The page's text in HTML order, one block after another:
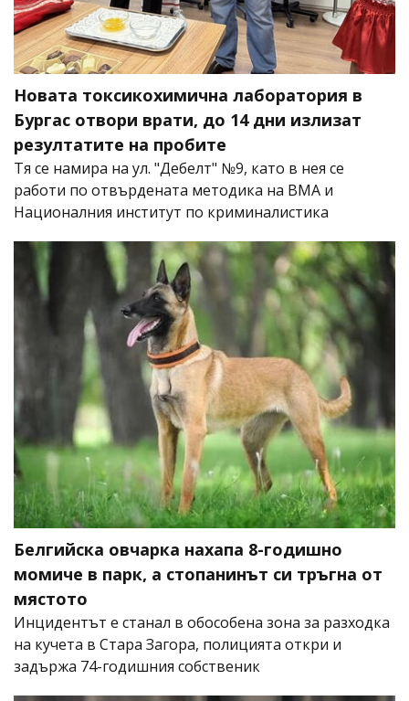
Новата токсикохимична лаборатория в
Бургас отвори врати, до 14 дни излизат
резултатите на пробите
Тя се намира на ул. "Дебелт" №9, като в нея се
работи по отвърдената методика на ВМА и
Националния институт по криминалистика
Белгийска овчарка нахапа 8-годишно
момиче в парк, а стопанинът си тръгна от
мястото
Инцидентът е станал в обособена зона за разходка
на кучета в Стара Загора, полицията откри и
задържа 74-годишния собственик